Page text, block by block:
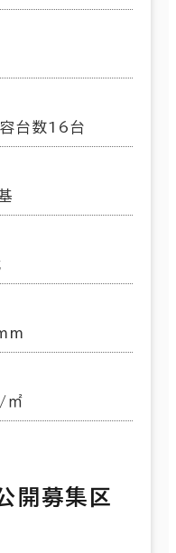
台数16台
開募集区